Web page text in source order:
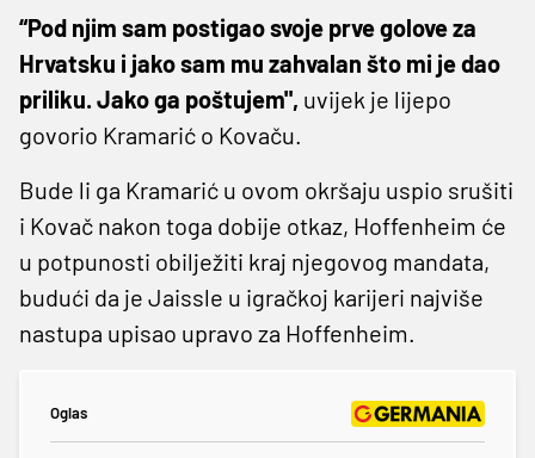
“Pod njim sam postigao svoje prve golove za
Hrvatsku i jako sam mu zahvalan što mi je dao
priliku. Jako ga poštujem", uvijek je lijepo
govorio Kramarić o Kovaču.
Bude li ga Kramarić u ovom okršaju uspio srušiti
i Kovač nakon toga dobije otkaz, Hoffenheim će
u potpunosti obilježiti kraj njegovog mandata,
budući da je Jaissle u igračkoj karijeri najviše
nastupa upisao upravo za Hoffenheim.
Oglas